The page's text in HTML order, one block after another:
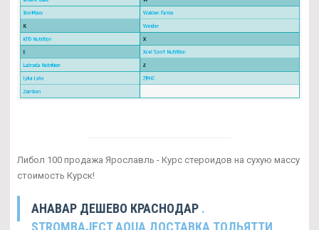
Либол 100 продажа Ярославль - Курс стероидов на сухую массу
стоимость Курск!
АНАВАР ДЕШЕВО КРАСНОДАР .